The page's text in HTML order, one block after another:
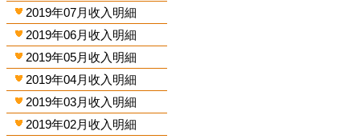
2019年07月收入明細
2019年06月收入明細
2019年05月收入明細
2019年04月收入明細
2019年03月收入明細
2019年02月收入明細